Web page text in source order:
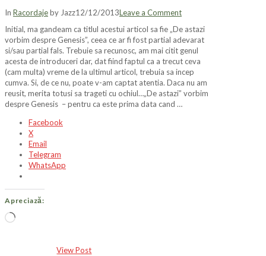
In Racordajeby Jazz12/12/2013Leave a Comment
Initial, ma gandeam ca titlul acestui articol sa fie „De astazi
vorbim despre Genesis”, ceea ce ar fi fost partial adevarat
si/sau partial fals. Trebuie sa recunosc, am mai citit genul
acesta de introduceri dar, dat fiind faptul ca a trecut ceva
(cam multa) vreme de la ultimul articol, trebuia sa incep
cumva. Si, de ce nu, poate v-am captat atentia. Daca nu am
reusit, merita totusi sa trageti cu ochiul…„De astazi” vorbim
despre Genesis – pentru ca este prima data cand …
Facebook
X
Email
Telegram
WhatsApp
Apreciază:
Încarc...
View Post